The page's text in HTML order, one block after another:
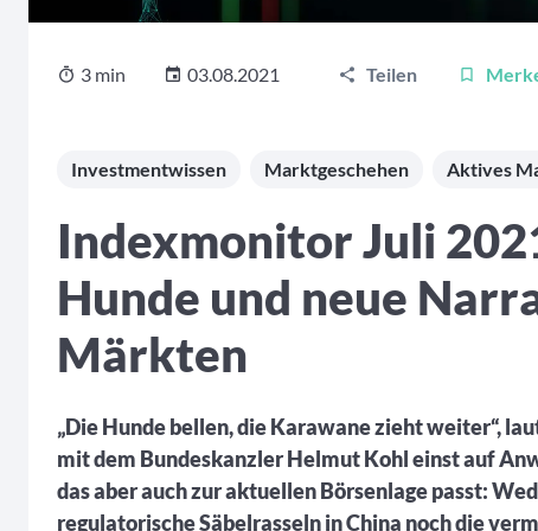
3 min 03.08.2021 Teilen
Investmentwissen Marktgeschehen Aktives
Indexmonitor Juli
Hunde und neue
Märkten
„Die Hunde bellen, die Karawane zieht weiter“,
mit dem Bundeskanzler Helmut Kohl einst auf
das aber auch zur aktuellen Börsenlage passt:
regulatorische Säbelrasseln in China noch die